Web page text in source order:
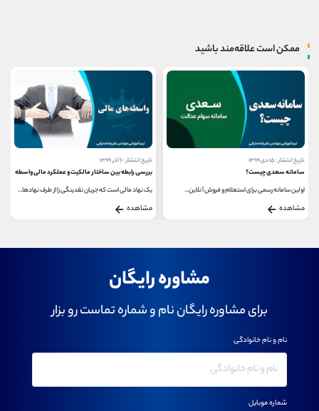
ممکن است علاقه‌مند باشید
تاریخ انتشار : ۱۵ دی ۱۳۹۹
سامانه سعدی چیست؟
اولین سامانه رسمی برای استعلام و فروش آنلاین...
مشاهده
تاریخ انتشار : ۶ آذر ۱۳۹۹
بررسی رابطه بین ساختار مالکیت و عملکرد مالی واسطه های
یک نهاد مالی است که جریان نقدینگی را از طرف نهادها...
مشاهده
مشاوره رایگان
برای مشاوره رایگان نام و شماره تماست رو بزار
نام و نام خانوادگی
شماره موبایل